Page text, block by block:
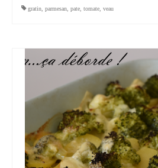
gratin parmesan pate tomate veau